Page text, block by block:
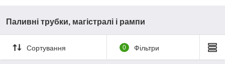
Паливні трубки, магістралі і рампи
Сортування 0 Фільтри